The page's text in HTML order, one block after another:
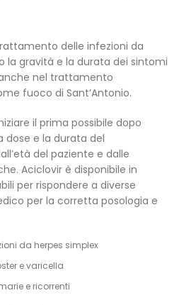
delle infezioni da
la gravità e la durata dei sintomi
nel trattamento
fuoco di Sant’Antonio.
il prima possibile dopo
dose e la durata del
del paziente e dalle
Aciclovir è disponibile in
per rispondere a diverse
per la corretta posologia e
da herpes simplex
e varicella
e ricorrenti